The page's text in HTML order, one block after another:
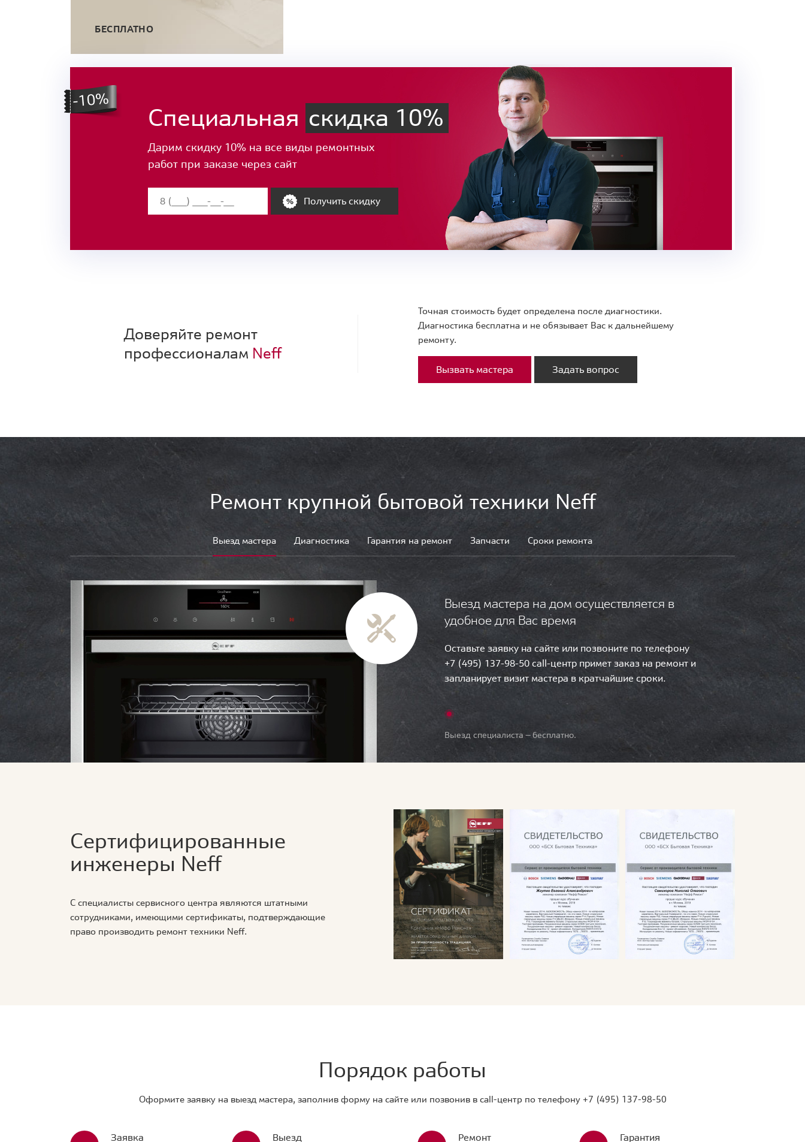
БЕСПЛАТНО
Специальная скидка 10%
Дарим скидку 10% на все виды ремонтных
работ при заказе через сайт
Получить скидку
Доверяйте ремонт
профессионалам Neff
Точная стоимость будет определена после диагностики.
Диагностика бесплатна и не обязывает Вас к дальнейшему
ремонту.
Вызвать мастера Задать вопрос
Ремонт крупной бытовой техники Neff
Выезд мастера Диагностика Гарантия на ремонт Запчасти Сроки ремонта
Выезд мастера на дом осуществляется в
удобное для Вас время
Оставьте заявку на сайте или позвоните по телефону
+7 (495) 137-98-50 call-центр примет заказ на ремонт и
запланирует визит мастера в кратчайшие сроки.
Выезд специалиста — бесплатно.
Сертифицированные
инженеры Neff
С специалисты сервисного центра являются штатными
сотрудниками, имеющими сертификаты, подтверждающие
право производить ремонт техники Neff.
Порядок работы
Оформите заявку на выезд мастера, заполнив форму на сайте или позвонив в call-центр по телефону +7 (495) 137-98-50
Заявка Выезд Ремонт Гарантия